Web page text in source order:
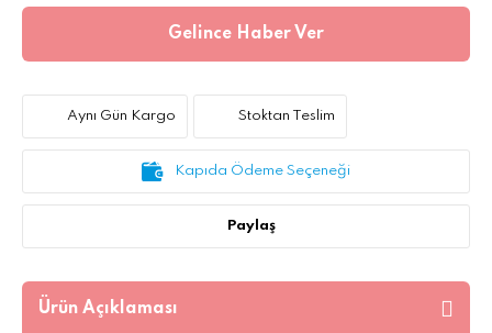
Gelince Haber Ver
Aynı Gün Kargo Stoktan Teslim
Kapıda Ödeme Seçeneği
Paylaş
Ürün Açıklaması